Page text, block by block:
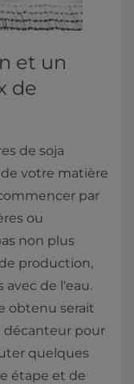
et un
de
de soja
votre matière
par
ou
non plus
production,
avec de l'eau.
obtenu serait
décanteur pour
quelques
étape et de